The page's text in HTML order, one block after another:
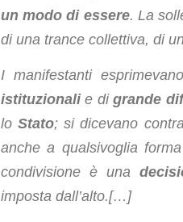
un modo di essere. La
di una trance collettiva, di
I manifestanti
istituzionalie digrande
loStato; si dicevano
anche a qualsivoglia
condivisione è una
imposta dall’alto.[…]